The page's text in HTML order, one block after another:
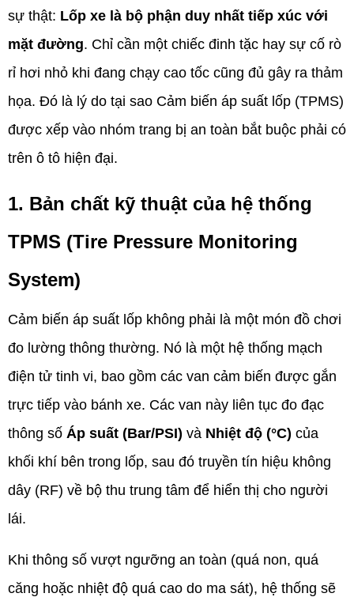
sự thật: Lốp xe là bộ phận duy nhất tiếp xúc với
mặt đường. Chỉ cần một chiếc đinh tặc hay sự cố rò
rỉ hơi nhỏ khi đang chạy cao tốc cũng đủ gây ra thảm
họa. Đó là lý do tại sao Cảm biến áp suất lốp (TPMS)
được xếp vào nhóm trang bị an toàn bắt buộc phải có
trên ô tô hiện đại.
1. Bản chất kỹ thuật của hệ thống
TPMS (Tire Pressure Monitoring
System)
Cảm biến áp suất lốp không phải là một món đồ chơi
đo lường thông thường. Nó là một hệ thống mạch
điện tử tinh vi, bao gồm các van cảm biến được gắn
trực tiếp vào bánh xe. Các van này liên tục đo đạc
thông số Áp suất (Bar/PSI) và Nhiệt độ (°C) của
khối khí bên trong lốp, sau đó truyền tín hiệu không
dây (RF) về bộ thu trung tâm để hiển thị cho người
lái.
Khi thông số vượt ngưỡng an toàn (quá non, quá
căng hoặc nhiệt độ quá cao do ma sát), hệ thống sẽ